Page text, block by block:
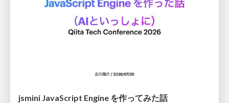
jsmini JavaScript Engine を作ってみた話